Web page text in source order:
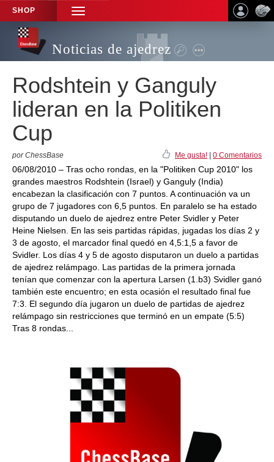
SHOP
TOGGLE
NAVIGATION
Noticias de ajedrez
Rodshtein y Ganguly
lideran en la Politiken
Cup
por ChessBase Me gusta! 0 Comentarios
06/08/2010 – Tras ocho rondas, en la "Politiken Cup 2010" los
grandes maestros Rodshtein (Israel) y Ganguly (India)
encabezan la clasificación con 7 puntos. A continuación va un
grupo de 7 jugadores con 6,5 puntos. En paralelo se ha estado
disputando un duelo de ajedrez entre Peter Svidler y Peter
Heine Nielsen. En las seis partidas rápidas, jugadas los días 2 y
3 de agosto, el marcador final quedó en 4,5:1,5 a favor de
Svidler. Los días 4 y 5 de agosto disputaron un duelo a partidas
de ajedrez relámpago. Las partidas de la primera jornada
tenían que comenzar con la apertura Larsen (1.b3) Svidler ganó
también este encuentro; en esta ocasión el resultado final fue
7:3. El segundo día jugaron un duelo de partidas de ajedrez
relámpago sin restricciones que terminó en un empate (5:5)
Tras 8 rondas...